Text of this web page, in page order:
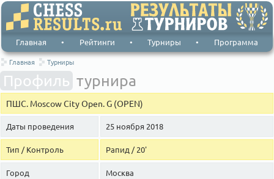
Главная • Рейтинги • Турниры • Программа
Главная Турниры
Профиль турнира
ПШС. Moscow City Open. G (OPEN)
Даты проведения 25 ноября 2018
Тип / Контроль Рапид / 20'
Город Москва